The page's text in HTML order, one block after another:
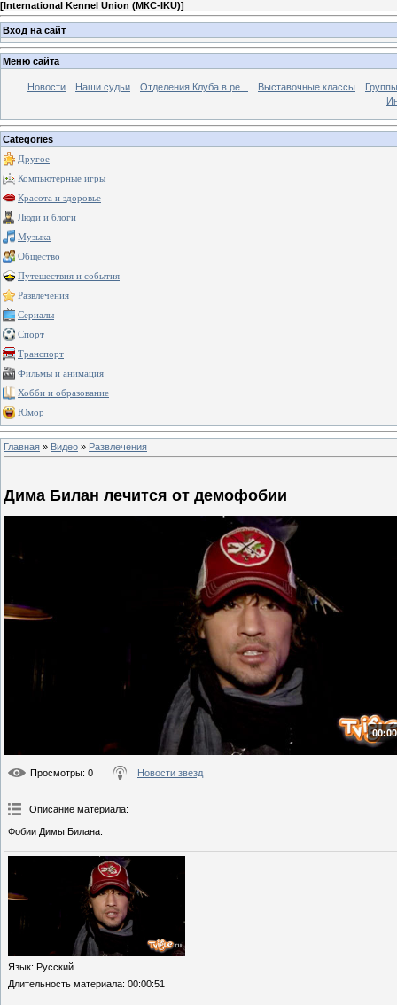
[International Kennel Union (МКС-IKU)]
Вход на сайт
Меню сайта
Новости Наши судьи Отделения Клуба в ре... Выставочные классы
Categories
Другое
Компьютерные игры
Красота и здоровье
Люди и блоги
Музыка
Общество
Путешествия и события
Развлечения
Сериалы
Спорт
Транспорт
Фильмы и анимация
Хобби и образование
Юмор
Главная » Видео » Развлечения
Дима Билан лечится от демофобии
Просмотры: 0 Новости звезд
Описание материала:
Фобии Димы Билана.
Язык: Русский
Длительность материала: 00:00:51